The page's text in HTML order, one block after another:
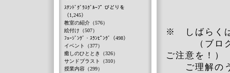
※ しばらくは
（ブログの
ご注意を！）
ご理解のう
ｽﾃﾝﾄﾞｸﾞﾗｽｸﾞﾙｰﾌﾟ びどりを
（1,245）
教室の紹介（576）
絵付け（507）
ﾌｭｰｼﾞﾝｸﾞ・ｽﾗﾝﾋﾟﾝｸﾞ（498）
イベント（377）
癒しのひととき（326）
サンドブラスト（310）
授業内容（299）